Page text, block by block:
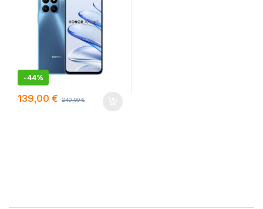
-44%
139,00€ 249,00€